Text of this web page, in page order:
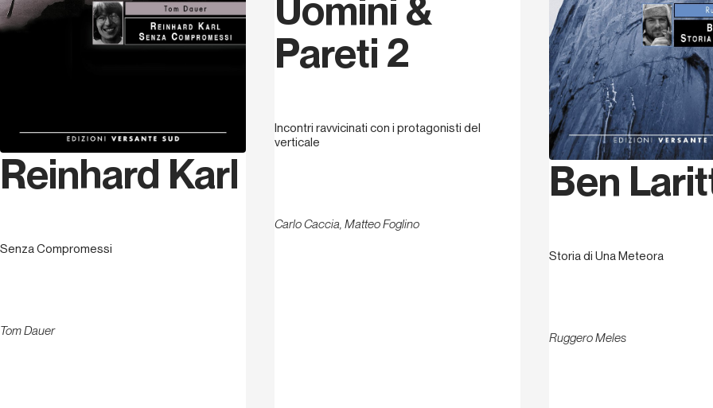
Reinhard Karl
Senza Compromessi
Tom Dauer
Uomini &
Pareti 2
Incontri ravvicinati con i protagonisti del
verticale
Carlo Caccia, Matteo Foglino
Ben
Storia di Una Meteora
Ruggero Meles